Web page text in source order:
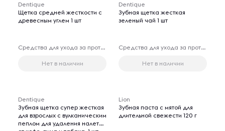
Dentique
Щетка средней жесткости с
древесным углем 1 шт
Средства для ухода за протезами
Нет в наличии
Dentique
Зубная щетка жесткая
зеленый чай 1 шт
Средства для ухода за протезами
Нет в наличии
Dentique
Зубная щетка супер жесткая
для взрослых с вулканическим
пеплом для удаления налета
Lion
Зубная паста с мятой для
длительной свежести 120 г